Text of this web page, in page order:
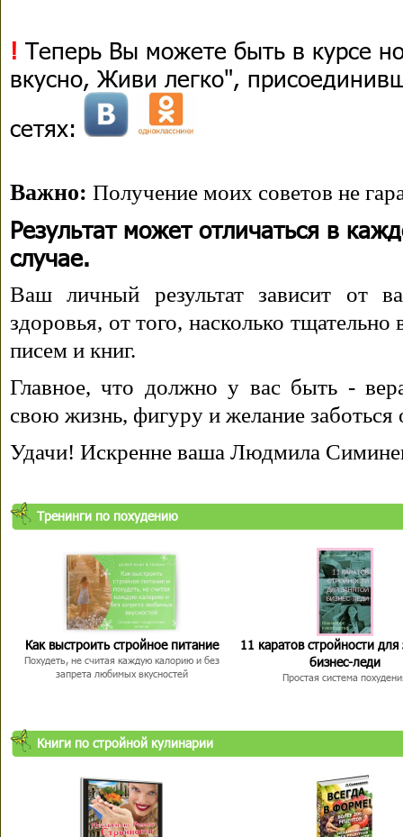
! Теперь Вы можете быть в курсе
вкусно, Живи легко",
сетях:
Важно: Получение моих советов не
Результат может отличаться в
случае.
Ваш личный результат зависит от
здоровья, от того, насколько
писем и книг.
Главное, что должно у вас быть -
свою жизнь, фигуру и желание заботься
Удачи! Искренне ваша Людмила
Тренинги по похудению
Как выстроить стройное питание
Похудеть, не считая каждую калорию и без
запрета любимых вкусностей
11 каратов стройности для
бизнес-леди
Простая система
Книги по стройной кулинарии